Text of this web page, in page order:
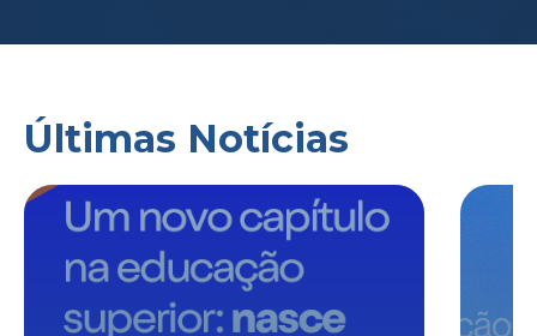
Últimas Notícias